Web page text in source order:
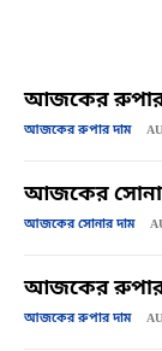
আজকের রুপার
আজকের রুপার দাম
আজকের
আজকের সোনার দাম
আজকের রুপার
আজকের রুপার দাম